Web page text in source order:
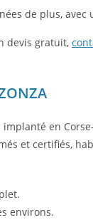
de plus,
devis gratuit,
implanté en
et certifiés,
environs.